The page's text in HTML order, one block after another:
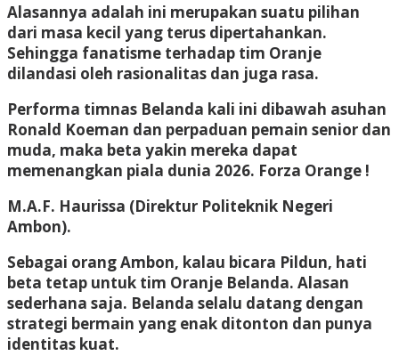
Alasannya adalah ini merupakan suatu pilihan
dari masa kecil yang terus dipertahankan.
Sehingga fanatisme terhadap tim Oranje
dilandasi oleh rasionalitas dan juga rasa.
Performa timnas Belanda kali ini dibawah asuhan
Ronald Koeman dan perpaduan pemain senior dan
muda, maka beta yakin mereka dapat
memenangkan piala dunia 2026. Forza Orange !
M.A.F. Haurissa (Direktur Politeknik Negeri
Ambon).
Sebagai orang Ambon, kalau bicara Pildun, hati
beta tetap untuk tim Oranje Belanda. Alasan
sederhana saja. Belanda selalu datang dengan
strategi bermain yang enak ditonton dan punya
identitas kuat.